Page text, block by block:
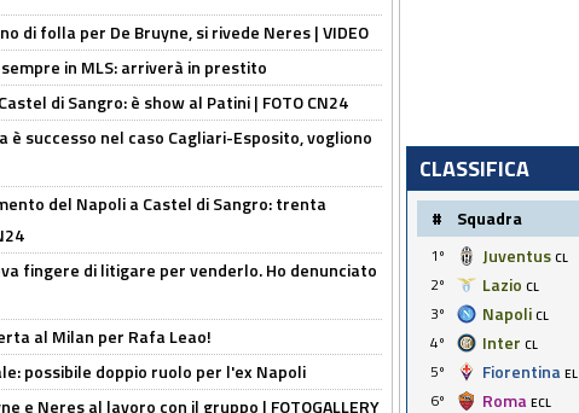
di folla per De Bruyne, si rivede Neres | VIDEO
in MLS: arriverà in prestito
di Sangro: è show al Patini | FOTO CN24
è successo nel caso Cagliari-Esposito, vogliono
del Napoli a Castel di Sangro: trenta
fingere di litigare per venderlo. Ho denunciato
al Milan per Rafa Leao!
possibile doppio ruolo per l'ex Napoli
e Neres al lavoro con il gruppo | FOTOGALLERY
CLASSIFICA
# Squadra
1º Juventus CL
2º
Lazio CL
3º
Napoli CL
4º
Inter CL
5º
Fiorentina EL
6º
Roma ECL